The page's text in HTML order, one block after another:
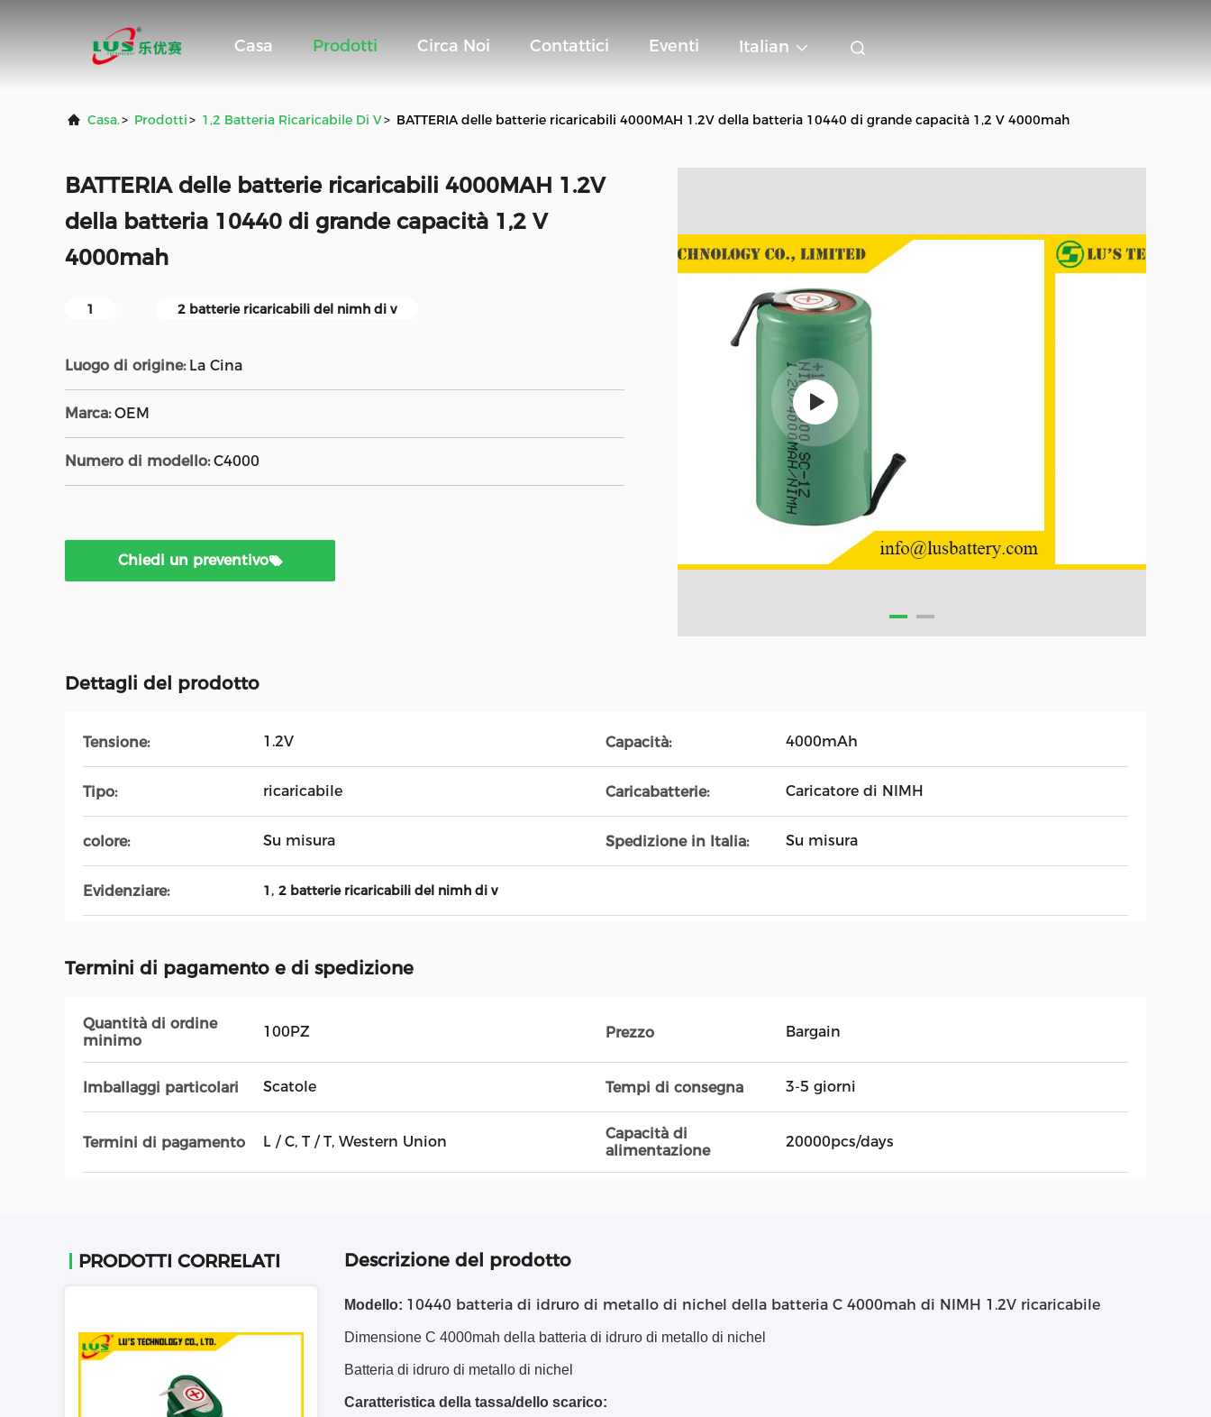
Casa Prodotti Circa Noi Contattici Eventi Italian
Casa.> Prodotti> 1,2 Batteria Ricaricabile Di V> BATTERIA delle batterie ricaricabili 4000MAH 1.2V della batteria 10440 di grande capacità 1,2 V 4000mah
BATTERIA delle batterie ricaricabili 4000MAH 1.2V
della batteria 10440 di grande capacità 1,2 V
4000mah
1 2 batterie ricaricabili del nimh di v
Luogo di origine: La Cina
Marca: OEM
Numero di modello: C4000
Chiedi un preventivo
Dettagli del prodotto
Tensione: 1.2V Capacità: 4000mAh
Tipo: ricaricabile Caricabatterie: Caricatore di NIMH
colore: Su misura Spedizione in Italia: Su misura
Evidenziare: 1 , 2 batterie ricaricabili del nimh di v
Termini di pagamento e di spedizione
Quantità di ordine
minimo
100PZ Prezzo Bargain
Imballaggi particolari Scatole Tempi di consegna 3-5 giorni
Termini di pagamento L / C, T / T, Western Union
Capacità di
alimentazione
20000pcs/days
PRODOTTI CORRELATI Descrizione del prodotto
Modello: 10440 batteria di idruro di metallo di nichel della batteria C 4000mah di NIMH 1.2V ricaricabile
Dimensione C 4000mah della batteria di idruro di metallo di nichel
Batteria di idruro di metallo di nichel
Caratteristica della tassa/dello scarico: